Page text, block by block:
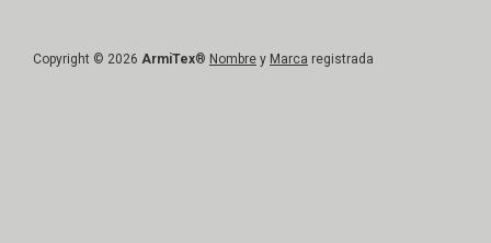
Copyright © 2026 ArmiTex® Nombre y Marca registrada